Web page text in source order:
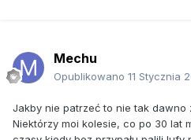
Mechu
Opublikowano 11 Stycznia
Jakby nie patrzeć to nie tak dawno
Niektórzy moi kolesie, co po 30 lat